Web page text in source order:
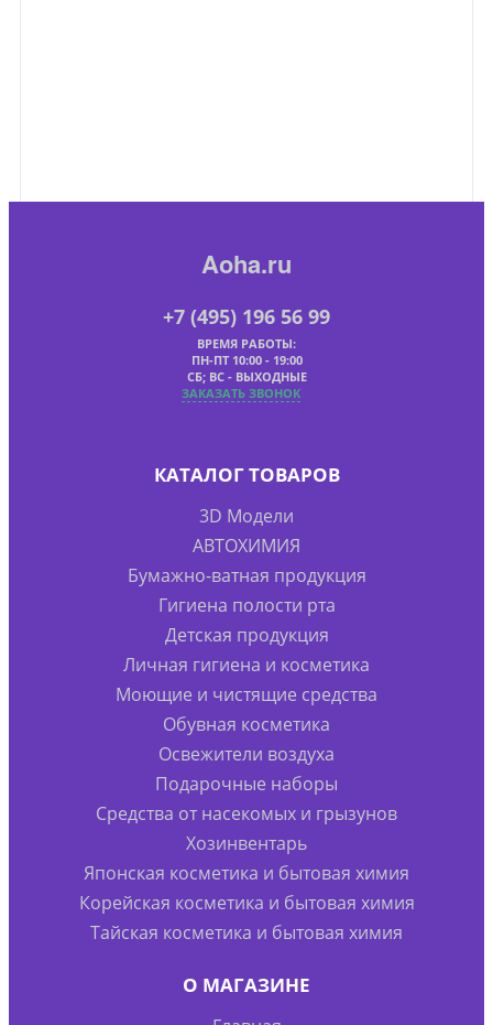
Aoha.ru
+7 (495) 196 56 99
ВРЕМЯ РАБОТЫ:
ПН-ПТ 10:00 - 19:00
СБ; ВС - ВЫХОДНЫЕ
ЗАКАЗАТЬ ЗВОНОК
КАТАЛОГ ТОВАРОВ
3D Модели
АВТОХИМИЯ
Бумажно-ватная продукция
Гигиена полости рта
Детская продукция
Личная гигиена и косметика
Моющие и чистящие средства
Обувная косметика
Освежители воздуха
Подарочные наборы
Средства от насекомых и грызунов
Хозинвентарь
Японская косметика и бытовая химия
Корейская косметика и бытовая химия
Тайская косметика и бытовая химия
О МАГАЗИНЕ